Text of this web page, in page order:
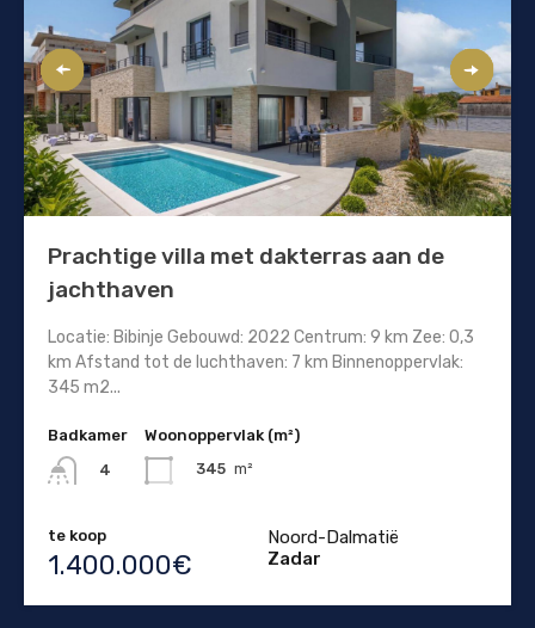
Prachtige villa met dakterras aan de
jachthaven
Locatie: Bibinje Gebouwd: 2022 Centrum: 9 km Zee: 0,3
km Afstand tot de luchthaven: 7 km Binnenoppervlak:
345 m2...
Badkamer
4
Woonoppervlak (m²)
345 m²
te koop
1.400.000€
Noord-Dalmatië
Zadar